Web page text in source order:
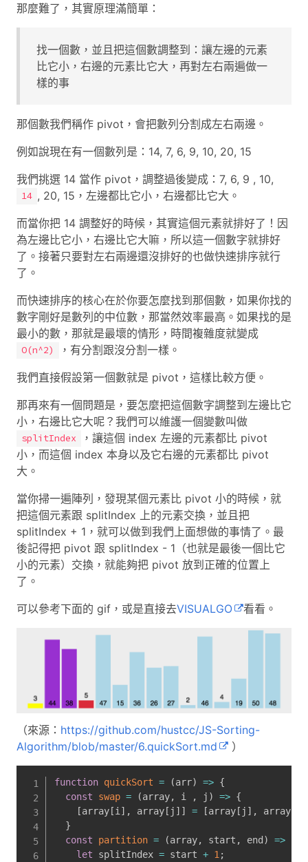
那麼難了，其實原理滿簡單：
找一個數，並且把這個數調整到：讓左邊的元素
比它小，右邊的元素比它大，再對左右兩遍做一
樣的事
那個數我們稱作 pivot，會把數列分割成左右兩邊。
例如說現在有一個數列是：14, 7, 6, 9, 10, 20, 15
我們挑選 14 當作 pivot，調整過後變成：7, 6, 9 , 10,
14 , 20, 15，左邊都比它小，右邊都比它大。
而當你把 14 調整好的時候，其實這個元素就排好了！因
為左邊比它小，右邊比它大嘛，所以這一個數字就排好
了。接著只要對左右兩邊還沒排好的也做快速排序就行
了。
而快速排序的核心在於你要怎麼找到那個數，如果你找的
數字剛好是數列的中位數，那當然效率最高。如果找的是
最小的數，那就是最壞的情形，時間複雜度就變成
O(n^2)
，有分割跟沒分割一樣。
我們直接假設第一個數就是 pivot，這樣比較方便。
那再來有一個問題是，要怎麼把這個數字調整到左邊比它
小，右邊比它大呢？我們可以維護一個變數叫做
splitIndex
，讓這個 index 左邊的元素都比 pivot
小，而這個 index 本身以及它右邊的元素都比 pivot
大。
當你掃一遍陣列，發現某個元素比 pivot 小的時候，就
把這個元素跟 splitIndex 上的元素交換，並且把
splitIndex + 1，就可以做到我們上面想做的事情了。最
後記得把 pivot 跟 splitIndex - 1（也就是最後一個比它
小的元素）交換，就能夠把 pivot 放到正確的位置上
了。
可以參考下面的 gif，或是直接去VISUALGO 看看。
（來源： https://github.com/hustcc/JS-Sorting-
Algorithm/blob/master/6.quickSort.md
）
function quickSort = (arr) => {
const
swap = (array, i , j ) => {
[array[i] , array[ j ] ] = [array[ j ] , array[
}
const
partition = (array, start , end ) =>
let splitIndex = start + 1;